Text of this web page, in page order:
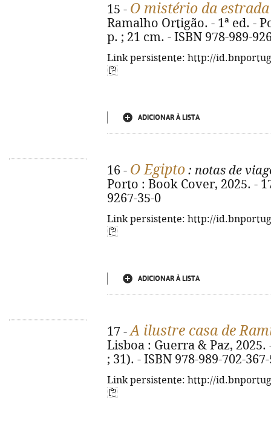
15 - O mistério da
Ramalho Ortigão. - 1ª ed. -
p. ; 21 cm. - ISBN 978-989-
Link persistente: http://
ADICIONAR À LISTA
16 - O Egipto : notas de
Porto : Book Cover, 2025. -
9267-35-0
Link persistente: http://
ADICIONAR À LISTA
17 -A ilustre casa de
Lisboa : Guerra & Paz, 2025.
; 31). - ISBN 978-989-702-
Link persistente: http://